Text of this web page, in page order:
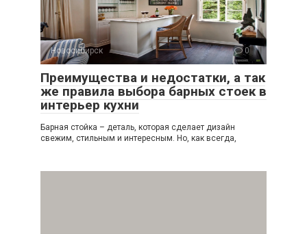
Новосибирск 0
Преимущества и недостатки, а так
же правила выбора барных стоек в
интерьер кухни
Барная стойка – деталь, которая сделает дизайн
свежим, стильным и интересным. Но, как всегда,